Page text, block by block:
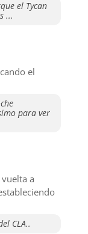
el Tycan
...
el
para ver
vuelta a
CLA..